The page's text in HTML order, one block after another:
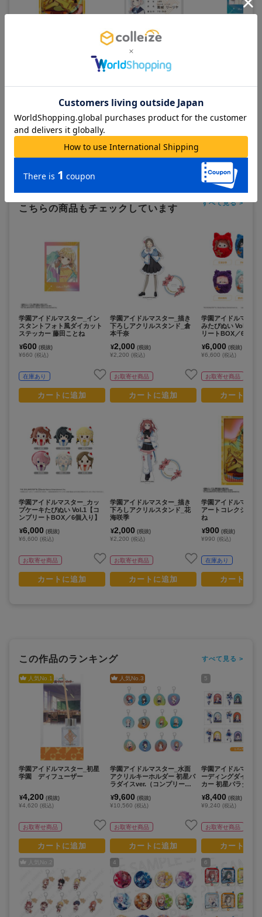
学園アイドルマスター_Illusta
カートに追加
学園アイドルマスター_学生
証風アクリルキーホルダー 葛
城リーリヤ
¥700 (税抜)
在庫あり
カートに追加 カートに
こちらの商品もチェックしています
すべて見る >
学園アイドルマスター_イン
スタントフォト風ダイカット
ステッカー 藤田ことね
¥600 (税抜)
¥660 (税込)
在庫あり
カートに追加
学園アイドルマスター_カッ
プケーキたぴぬい Vol.1【コ
ンプリートBOX／6個入り】
¥6,000 (税抜)
¥6,600 (税込)
お取寄せ商品
カートに追加
学園アイドルマスター_描き
下ろしアクリルスタンド_倉
本千奈
¥2,000 (税抜)
¥2,200 (税込)
お取寄せ商品
カートに追加
学園アイドルマスター_描き
下ろしアクリルスタンド_花
海咲季
¥2,000 (税抜)
¥2,200 (税込)
お取寄せ商品
カートに追加
学園アイドルマスタ
みたぴぬい Vol.1
リートBOX／6個入
¥6,000 (税抜)
¥6,600 (税込)
お取寄せ商品
カートに
学園アイドルマスタ
アートコレクション
ね
¥900 (税抜)
¥990 (税込)
在庫あり
カートに
この作品のランキング すべて見る >
人気No.1
学園アイドルマスター_初星
学園 ディフューザー
¥4,200 (税抜)
¥4,620 (税込)
お取寄せ商品
カートに追加
人気No. 2
人気No.3
学園アイドルマスター_水面
アクリルキーホルダー 初星パ
ラダイスver.（コンプリート
¥9,600 (税抜)
¥10,560 (税込)
お取寄せ商品
カートに追加
4
5
学園アイドルマスタ
ーディングダイカッ
カー 初星パラダイ
り）
¥8,400 (税抜)
¥9,240 (税込)
お取寄せ商品
カートに
6